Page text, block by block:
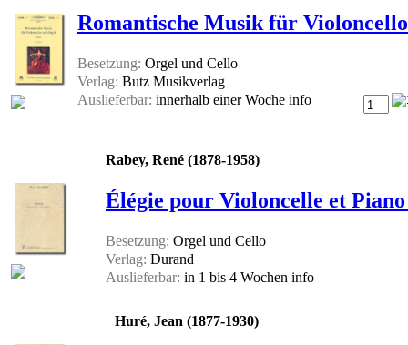
Romantische Musik für
Besetzung: Orgel und Cello
Verlag: Butz Musikverlag
Auslieferbar: innerhalb einer Woche info
Rabey, René (1878-1958)
Élégie pour Violoncelle et
Besetzung: Orgel und Cello
Verlag: Durand
Auslieferbar: in 1 bis 4 Wochen info
Huré, Jean (1877-1930)